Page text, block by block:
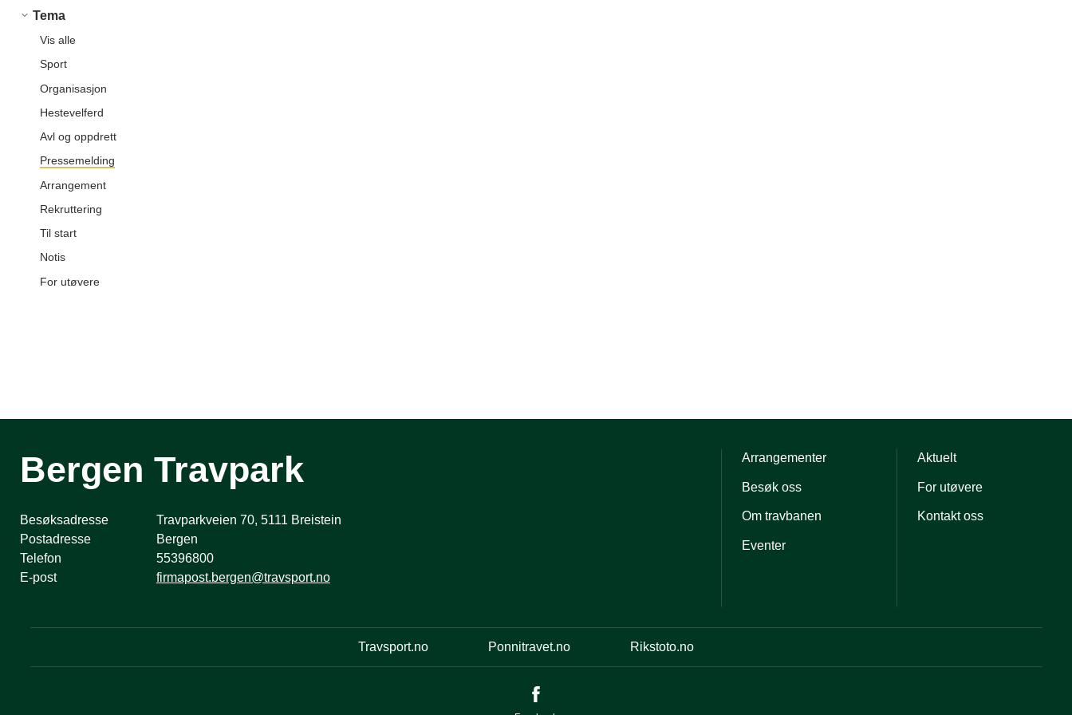
Tema
Vis alle
Sport
Organisasjon
Hestevelferd
Avl og oppdrett
Pressemelding
Arrangement
Rekruttering
Til start
Notis
For utøvere
Bergen Travpark
Besøksadresse
Travparkveien 70, 5111 Breistein
Postadresse
Bergen
Telefon
55396800
E-post
firmapost.bergen@travsport.no
Arrangementer
Besøk oss
Om travbanen
Eventer
Aktuelt
For utøvere
Kontakt oss
Travsport.no Ponnitravet.no Rikstoto.no